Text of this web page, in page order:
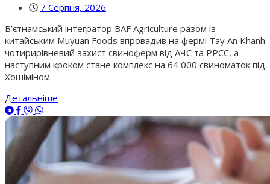
7 Серпня, 2026
В’єтнамський інтегратор BAF Agriculture разом із
китайським Muyuan Foods впровадив на фермі Tay An Khanh
чотирирівневий захист свиноферм від АЧС та РРСС, а
наступним кроком стане комплекс на 64 000 свиноматок під
Хошіміном.
Детальніше